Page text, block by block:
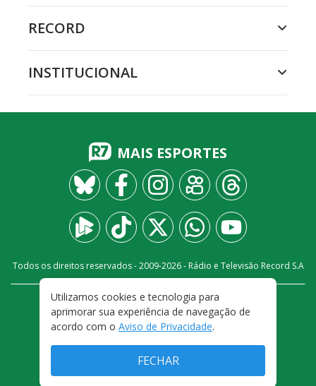
RECORD
INSTITUCIONAL
MAIS ESPORTES
Todos os direitos reservados - 2009-2026- Rádio e Televisão Record S.A
FALE CONOSCO
PRIVACIDADE
TERMOS E CONDIÇÕES DE USO
Utilizamos cookies e tecnologia para
aprimorar sua experiência de navegação de
acordo com o Aviso de Privacidade.
FECHAR